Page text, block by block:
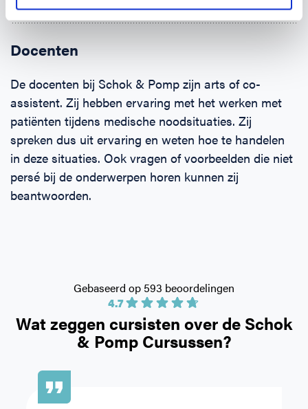
Docenten
De docenten bij Schok & Pomp zijn arts of co-
assistent. Zij hebben ervaring met het werken met
patiënten tijdens medische noodsituaties. Zij
spreken dus uit ervaring en weten hoe te handelen
in deze situaties. Ook vragen of voorbeelden die niet
persé bij de onderwerpen horen kunnen zij
beantwoorden.
Wat zeggen cursisten over de Schok
& Pomp Cursussen?
4.7
Gebaseerd op 593 beoordelingen